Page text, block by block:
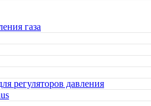
газа
регуляторов давления